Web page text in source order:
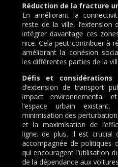
Réduction de la fracture
En améliorant la
reste de la ville,
intégrer davantage ces
nice. Cela peut contribuer à
améliorant la cohésion
les différentes parties de la
Défis et
d’extension de transport
impact environnemental
l’espace urbain
minimisation des
et la maximisation de
ligne. de plus, il est crucial
accompagnée de politiques
qui encouragent l’utilisation
de la dépendance aux